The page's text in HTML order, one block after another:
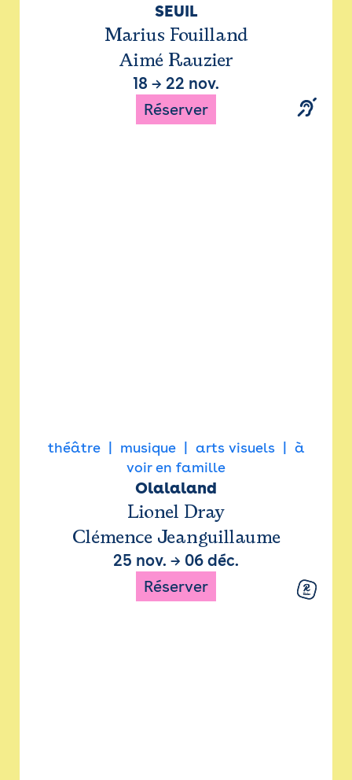
SEUIL
Marius Fouilland
Aimé Rauzier
18 → 22 nov.
Réserver
théâtre musique arts visuels
à
voir en famille
Olalaland
Lionel Dray
Clémence Jeanguillaume
25 nov. → 06 déc.
Réserver